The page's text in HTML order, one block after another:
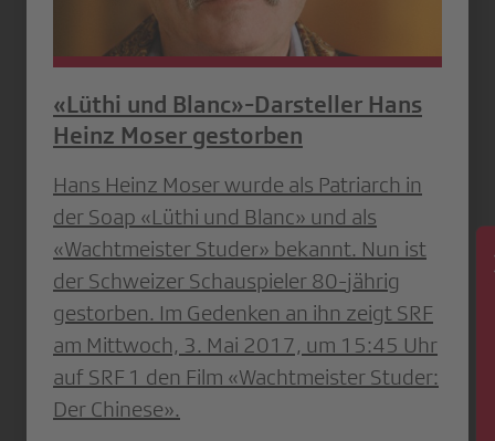
«Lüthi und Blanc»-Darsteller Hans
Heinz Moser gestorben
Hans Heinz Moser wurde als Patriarch in
der Soap «Lüthi und Blanc» und als
«Wachtmeister Studer» bekannt. Nun ist
der Schweizer Schauspieler 80-jährig
gestorben. Im Gedenken an ihn zeigt SRF
am Mittwoch, 3. Mai 2017, um 15:45 Uhr
auf SRF 1 den Film «Wachtmeister Studer:
Der Chinese».